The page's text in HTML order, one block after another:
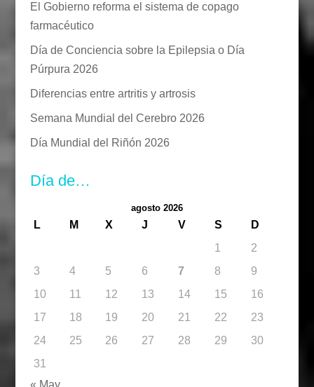
El Gobierno reforma el sistema de copago
farmacéutico
Día de Conciencia sobre la Epilepsia o Día
Púrpura 2026
Diferencias entre artritis y artrosis
Semana Mundial del Cerebro 2026
Día Mundial del Riñón 2026
Día de…
agosto 2026
L M X J V S
D
1
2
3
4 5 6 7 8
9
10
11 12 13 14 15
16
17
18 19 20 21 22
23
24
25 26 27 28 29
30
31